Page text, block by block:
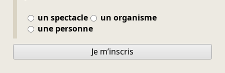
un spectacle
un organisme
une personne
Je m’inscris